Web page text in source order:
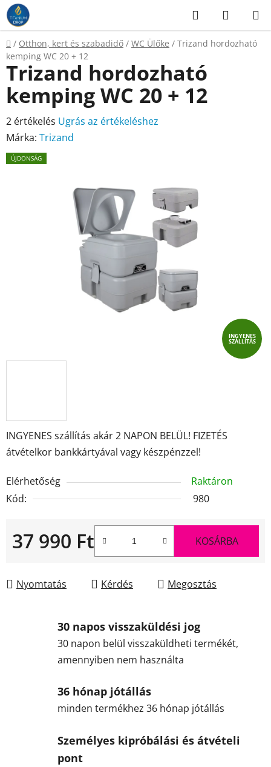
Ugrás
fő
tartalomhoz
KeresésKOSÁR
Kezdőlap
/ Otthon, kert és szabadidő / WC Ülőke / Trizand hordozható
kemping WC 20 + 12
INGYENES szállítás akár 2 NAPON BELÜL! FIZETÉS
átvételkor bankkártyával vagy készpénzzel!
Elérhetőség
Raktáron
Kód:
980
37 990 Ft KOSÁRBA
Nyomtatás Kérdés Megosztás
Trizand hordozható
kemping WC 20 + 12
A
termék
átlagos
2 értékelés Ugrás az értékeléshez
Márka: Trizand
ÚJDONSÁG
INGYENES
SZÁLLÍTÁS
30 napos visszaküldési jog
30 napon belül visszaküldheti termékét,
amennyiben nem használta
36 hónap jótállás
minden termékhez 36 hónap jótállás
Személyes kipróbálási és átvételi
pont